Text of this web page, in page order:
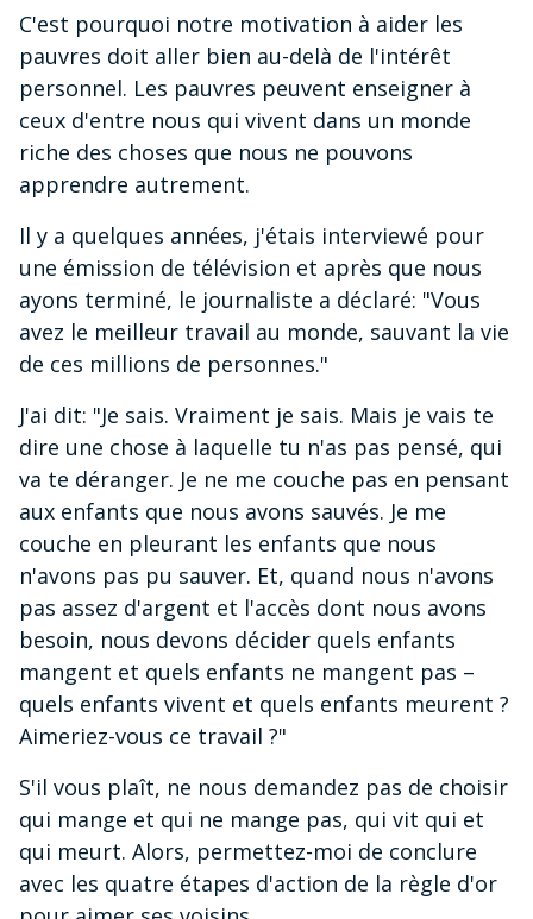
C'est pourquoi notre motivation à aider les
pauvres doit aller bien au-delà de l'intérêt
personnel. Les pauvres peuvent enseigner à
ceux d'entre nous qui vivent dans un monde
riche des choses que nous ne pouvons
apprendre autrement.
Il y a quelques années, j'étais interviewé pour
une émission de télévision et après que nous
ayons terminé, le journaliste a déclaré: "Vous
avez le meilleur travail au monde, sauvant la vie
de ces millions de personnes."
J'ai dit: "Je sais. Vraiment je sais. Mais je vais te
dire une chose à laquelle tu n'as pas pensé, qui
va te déranger. Je ne me couche pas en pensant
aux enfants que nous avons sauvés. Je me
couche en pleurant les enfants que nous
n'avons pas pu sauver. Et, quand nous n'avons
pas assez d'argent et l'accès dont nous avons
besoin, nous devons décider quels enfants
mangent et quels enfants ne mangent pas –
quels enfants vivent et quels enfants meurent ?
Aimeriez-vous ce travail ?"
S'il vous plaît, ne nous demandez pas de choisir
qui mange et qui ne mange pas, qui vit qui et
qui meurt. Alors, permettez-moi de conclure
avec les quatre étapes d'action de la règle d'or